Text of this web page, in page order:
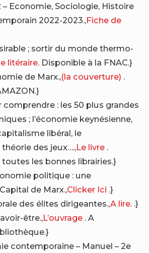
– Economie, Sociologie, Histoire
2022-2023.,Fiche de
; sortir du monde thermo-
litéraire. Disponible à la FNAC.}
de Marx.,(la couverture) .
: les 50 plus grandes
; l’économie keynésienne,
libéral, le
des jeux….,Le livre .
les bonnes librairies.}
politique : une
de Marx.,Clicker Ici .}
des élites dirigeantes.,A lire. .}
être.,L’ouvrage . A
contemporaine – Manuel – 2e